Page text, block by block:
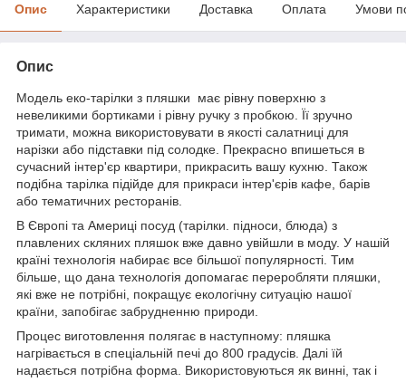
Опис Характеристики Доставка Оплата Умови
Опис
Модель еко-тарілки з пляшки має рівну поверхню з
невеликими бортиками і рівну ручку з пробкою. Її зручно
тримати, можна використовувати в якості салатниці для
нарізки або підставки під солодке. Прекрасно впишеться в
сучасний інтер'єр квартири, прикрасить вашу кухню. Також
подібна тарілка підійде для прикраси інтер'єрів кафе, барів
або тематичних ресторанів.
В Європі та Америці посуд (тарілки. підноси, блюда) з
плавлених скляних пляшок вже давно увійшли в моду. У нашій
країні технологія набирає все більшої популярності. Тим
більше, що дана технологія допомагає переробляти пляшки,
які вже не потрібні, покращує екологічну ситуацію нашої
країни, запобігає забрудненню природи.
Процес виготовлення полягає в наступному: пляшка
нагрівається в спеціальній печі до 800 градусів. Далі їй
надається потрібна форма. Використовуються як винні, так і